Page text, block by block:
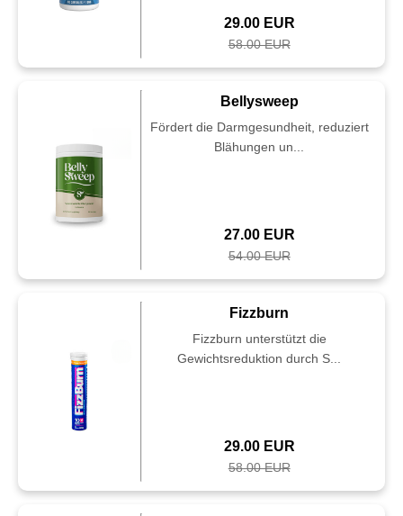
29.00 EUR
58.00 EUR
Bellysweep
Fördert die Darmgesundheit, reduziert
Blähungen un...
27.00 EUR
54.00 EUR
Fizzburn
Fizzburn unterstützt die
Gewichtsreduktion durch S...
29.00 EUR
58.00 EUR